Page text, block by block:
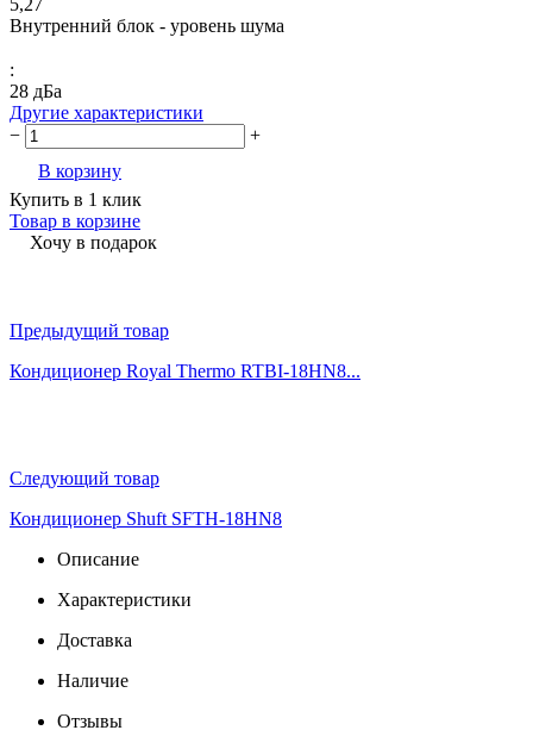
5,27
Внутренний блок - уровень шума
:
28 дБа
Другие характеристики
−
+
В корзину
Купить в 1 клик
Товар в корзине
Хочу в подарок
Предыдущий товар
Кондиционер Royal Thermo RTBI-18HN8...
Следующий товар
Кондиционер Shuft SFTH-18HN8
Описание
Характеристики
Доставка
Наличие
Отзывы